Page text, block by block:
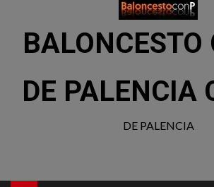
BALONCESTO
DE PALENCIA
DE PALENCIA